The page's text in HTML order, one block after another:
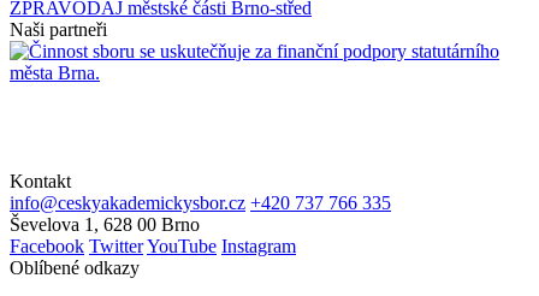
ZPRAVODAJ městské části Brno-střed
Naši partneři
Kontakt
info@ceskyakademickysbor.cz +420 737 766 335
Ševelova 1, 628 00 Brno
Facebook TwitterYouTube Instagram
Oblíbené odkazy